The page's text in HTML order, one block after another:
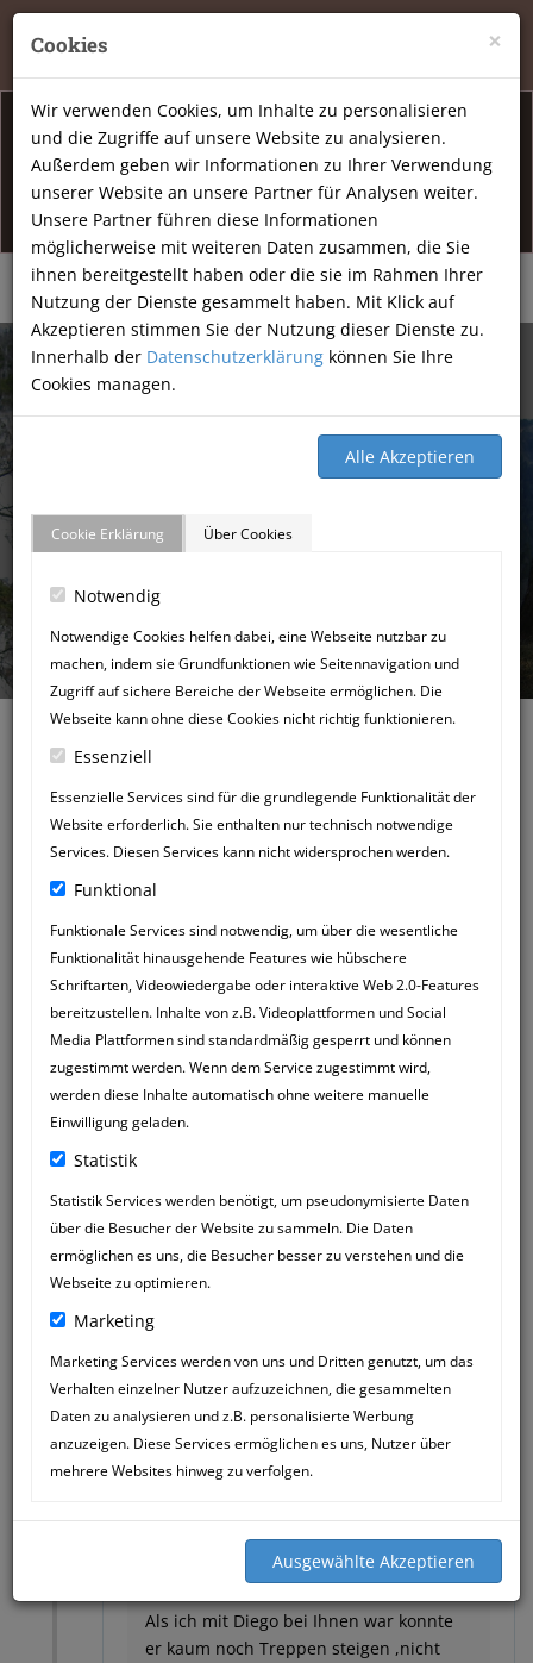
×
Cookies
Wir verwenden Cookies, um Inhalte zu personalisieren
und die Zugriffe auf unsere Website zu analysieren.
Außerdem geben wir Informationen zu Ihrer Verwendung
unserer Website an unsere Partner für Analysen weiter.
Unsere Partner führen diese Informationen
möglicherweise mit weiteren Daten zusammen, die Sie
ihnen bereitgestellt haben oder die sie im Rahmen Ihrer
Nutzung der Dienste gesammelt haben. Mit Klick auf
Akzeptieren stimmen Sie der Nutzung dieser Dienste zu.
Innerhalb der Datenschutzerklärung können Sie Ihre
Cookies managen.
Cookie Erklärung Über Cookies
Notwendig
Notwendige Cookies helfen dabei, eine Webseite nutzbar zu
machen, indem sie Grundfunktionen wie Seitennavigation und
Zugriff auf sichere Bereiche der Webseite ermöglichen. Die
Webseite kann ohne diese Cookies nicht richtig funktionieren.
Essenziell
Essenzielle Services sind für die grundlegende Funktionalität der
Website erforderlich. Sie enthalten nur technisch notwendige
Services. Diesen Services kann nicht widersprochen werden.
Funktional
Funktionale Services sind notwendig, um über die wesentliche
Funktionalität hinausgehende Features wie hübschere
Schriftarten, Videowiedergabe oder interaktive Web 2.0-Features
bereitzustellen. Inhalte von z.B. Videoplattformen und Social
Media Plattformen sind standardmäßig gesperrt und können
zugestimmt werden. Wenn dem Service zugestimmt wird,
werden diese Inhalte automatisch ohne weitere manuelle
Einwilligung geladen.
Statistik
Statistik Services werden benötigt, um pseudonymisierte Daten
über die Besucher der Website zu sammeln. Die Daten
ermöglichen es uns, die Besucher besser zu verstehen und die
Webseite zu optimieren.
Marketing
Marketing Services werden von uns und Dritten genutzt, um das
Verhalten einzelner Nutzer aufzuzeichnen, die gesammelten
Daten zu analysieren und z.B. personalisierte Werbung
anzuzeigen. Diese Services ermöglichen es uns, Nutzer über
mehrere Websites hinweg zu verfolgen.
|
07134-9177806
Info Öffnunsgzeiten
Am Freitag den 07.08.2026 haben wir geschlossen.
GÄSTEBUCH
NEUER
GÄSTEBUCHEINTRAG
13
OCT
DJORDJE NEUMANN
15:59
Lieber Herr Mössner und Team ,
wir waren im Frühjahr mit unseren
Beagle Diego ( 10 ) bei Ihnen .
Als ich mit Diego bei Ihnen war konnte
er kaum noch Treppen steigen ,nicht